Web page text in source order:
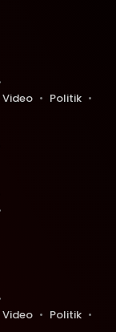
Video
Politik
Video
Politik